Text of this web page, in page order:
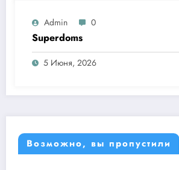
Admin 0
Superdoms
5 Июня, 2026
Возможно, вы пропустили